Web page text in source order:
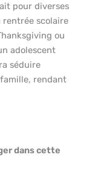
pour diverses
rentrée scolaire
ou
adolescent
séduire
rendant
dans cette